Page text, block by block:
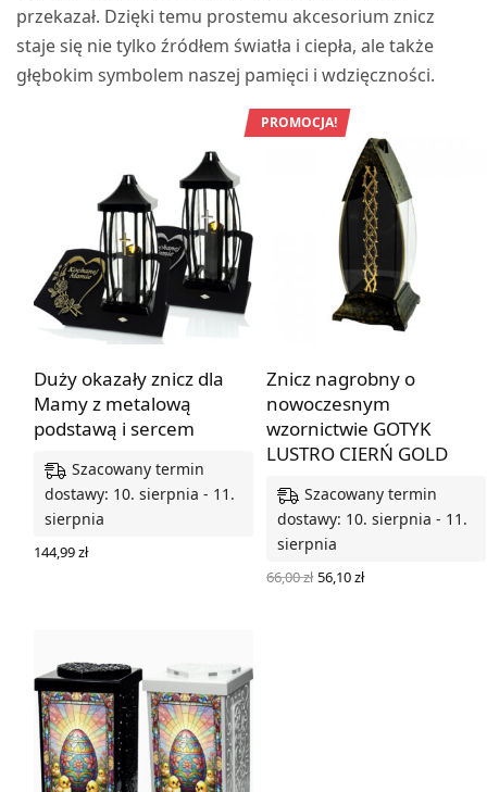
przekazał. Dzięki temu prostemu akcesorium znicz
staje się nie tylko źródłem światła i ciepła, ale także
głębokim symbolem naszej pamięci i wdzięczności.
Duży okazały znicz dla
Mamy z metalową
podstawą i sercem
Szacowany termin
dostawy: 10. sierpnia - 11.
sierpnia
144,99zł
PROMOCJA!
Znicz nagrobny o
nowoczesnym
wzornictwie GOTYK
LUSTRO CIERŃ GOLD
Szacowany termin
dostawy: 10. sierpnia - 11.
sierpnia
66,00zł Pierwotna
cena
56,10złAktualna